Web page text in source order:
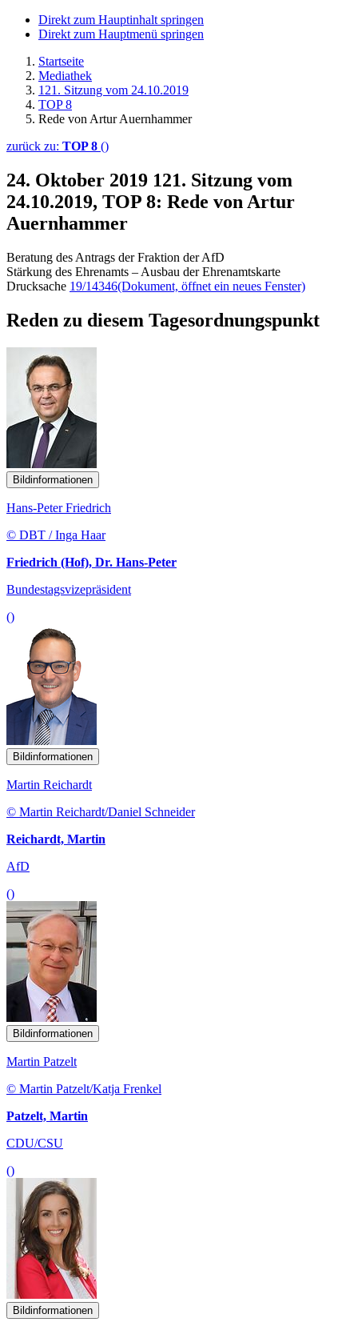
Direkt zum Hauptinhalt springen
Direkt zum Hauptmenü springen
Startseite
Mediathek
121. Sitzung vom 24.10.2019
TOP 8
Rede von Artur Auernhammer
zurück zu: TOP 8 ()
24. Oktober 2019 121. Sitzung vom
24.10.2019, TOP 8: Rede von Artur
Auernhammer
Beratung des Antrags der Fraktion der AfD
Stärkung des Ehrenamts – Ausbau der Ehrenamtskarte
Drucksache 19/14346(Dokument, öffnet ein neues Fenster)
Reden zu diesem Tagesordnungspunkt
Bildinformationen
Hans-Peter Friedrich
© DBT / Inga Haar
Friedrich (Hof), Dr. Hans-Peter
Bundestagsvizepräsident
()
Bildinformationen
Martin Reichardt
© Martin Reichardt/Daniel Schneider
Reichardt, Martin
AfD
()
Bildinformationen
Martin Patzelt
© Martin Patzelt/Katja Frenkel
Patzelt, Martin
CDU/CSU
()
Bildinformationen